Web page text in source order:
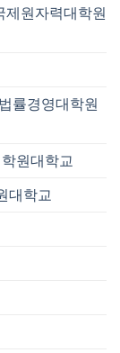
제원자력대학원
률경영대학원
학원대학교
대학교